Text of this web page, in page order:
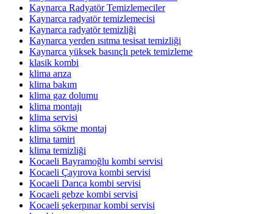
Kaynarca Radyatör Temizlemeciler
Kaynarca radyatör temizlemecisi
Kaynarca radyatör temizliği
Kaynarca yerden ısıtma tesisat temizliği
Kaynarca yüksek basınçlı petek temizleme
klasik kombi
klima arıza
klima bakım
klima gaz dolumu
klima montajı
klima servisi
klima sökme montaj
klima tamiri
klima temizliği
Kocaeli Bayramoğlu kombi servisi
Kocaeli Çayırova kombi servisi
Kocaeli Darıca kombi servisi
Kocaeli gebze kombi servisi
Kocaeli şekerpınar kombi servisi